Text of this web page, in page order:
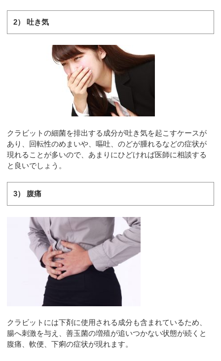
2） 吐き気
クラビットの細菌を排出する成分が吐き気を起こすケースが
あり、回転性のめまいや、嘔吐、のどが腫れるなどの症状が
現れることが多いので、あまりにひどければ医師に相談する
と良いでしょう。
3） 腹痛
クラビットには下剤に使用される成分も含まれているため、
腸へ刺激を与え、善玉菌の増殖が追いつかない状態が続くと
腹痛、軟便、下痢の症状が現れます。